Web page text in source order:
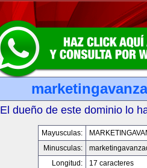
El dueño de este dominio lo
Mayusculas:
Minusculas:
Longitud:
17 caracteres